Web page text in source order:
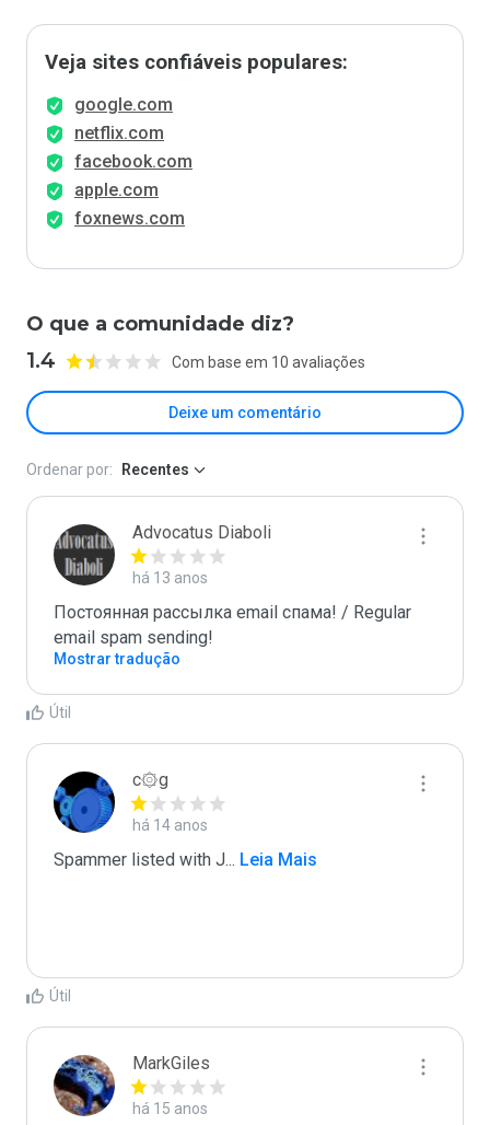
Veja sites confiáveis populares:
google.com
netflix.com
facebook.com
apple.com
foxnews.com
O que a comunidade diz?
1.4 Com base em 10 avaliações
Deixe um comentário
Ordenar por: Recentes
Advocatus Diaboli
há 13 anos
Постоянная рассылка email спама! / Regular
email spam sending!
Mostrar tradução
Útil
c۞g
há 14 anos
Spammer listed with J... Leia Mais
Útil
MarkGiles
há 15 anos